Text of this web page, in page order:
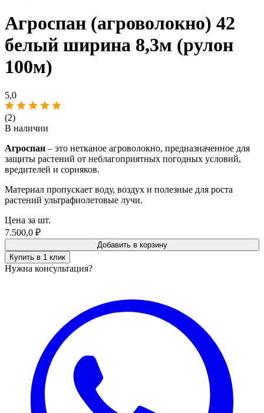
Агроспан (агроволокно) 42
белый ширина 8,3м (рулон
100м)
5,0
(2)
В наличии
Агроспан – это нетканое агроволокно, предназначенное для
защиты растений от неблагоприятных погодных условий,
вредителей и сорняков.
Материал пропускает воду, воздух и полезные для роста
растений ультрафиолетовые лучи.
Цена за шт.
7.500,0 ₽
Добавить в корзину
Купить в 1 клик
Нужна консультация?